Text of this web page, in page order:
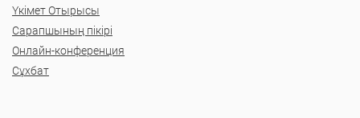
Үкімет Отырысы
Сарапшының пікірі
Онлайн-конференция
Сұхбат